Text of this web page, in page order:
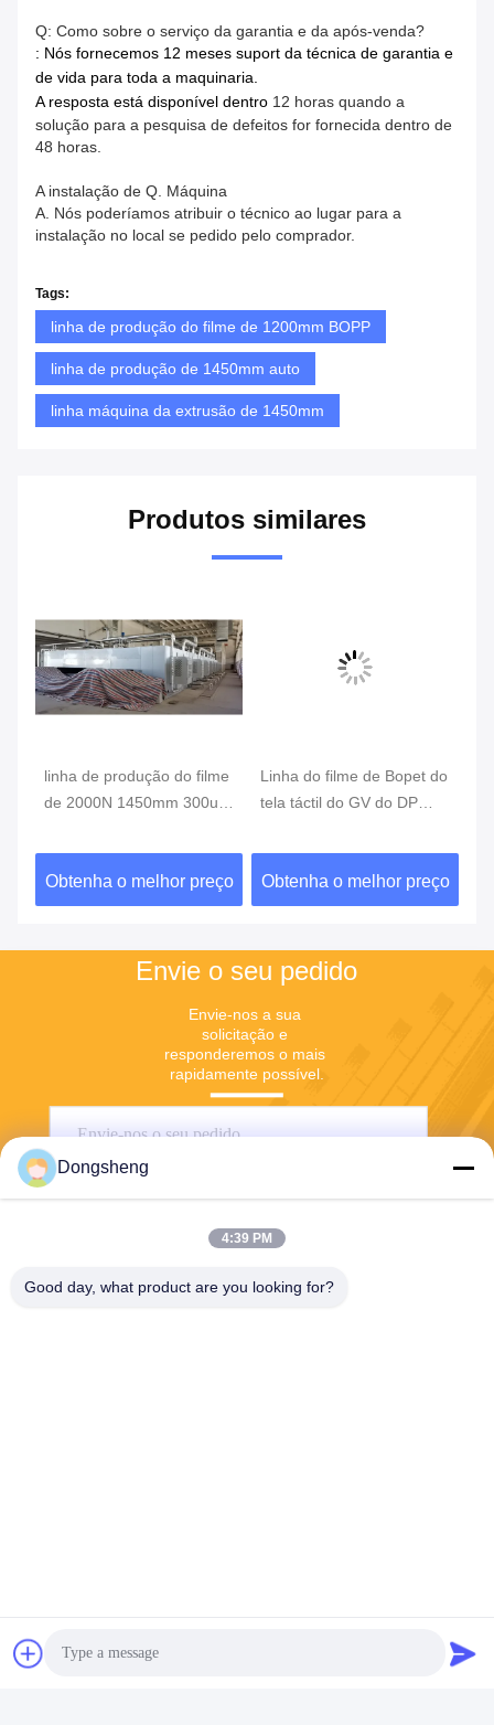
Q: Como sobre o serviço da garantia e da após-venda?
: Nós fornecemos 12 meses suport da técnica de garantia e
de vida para toda a maquinaria.
A resposta está disponível dentro 12 horas quando a
solução para a pesquisa de defeitos for fornecida dentro de
48 horas.
A instalação de Q. Máquina
A. Nós poderíamos atribuir o técnico ao lugar para a
instalação no local se pedido pelo comprador.
Tags:
linha de produção do filme de 1200mm BOPP
linha de produção de 1450mm auto
linha máquina da extrusão de 1450mm
Produtos similares
linha de produção do filme
de 2000N 1450mm 300um
Obtenha o melhor preço
Linha do filme de Bopet do
tela táctil do GV do DP
Obtenha o melhor preço
Envie o seu pedido
Envie-nos a sua
solicitação e
responderemos o mais
rapidamente possível.
Dongsheng
4:39 PM
Good day, what product are you looking for?